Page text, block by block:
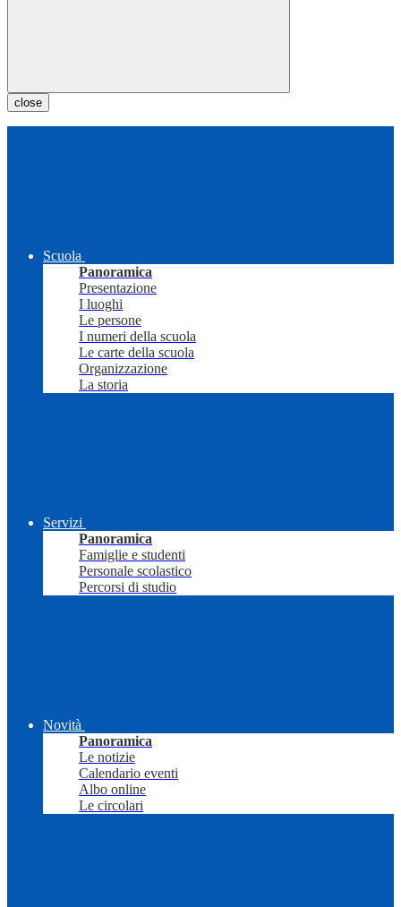
close
Scuola
Panoramica
Presentazione
I luoghi
Le persone
I numeri della scuola
Le carte della scuola
Organizzazione
La storia
Servizi
Panoramica
Famiglie e studenti
Personale scolastico
Percorsi di studio
Novità
Panoramica
Le notizie
Calendario eventi
Albo online
Le circolari